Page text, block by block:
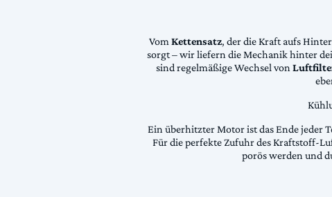
VomKettensatz, der die Kraft aufs
sorgt – wir liefern die Mechanik hinter
sind regelmäßige Wechsel von
Ein überhitzter Motor ist das Ende jeder
Für die perfekte Zufuhr des Kraftstoff-
porös werden und